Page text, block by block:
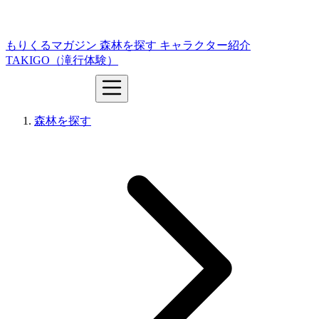
もりくるマガジン 森林を探す キャラクター紹介
TAKIGO（滝行体験）
森林を探す